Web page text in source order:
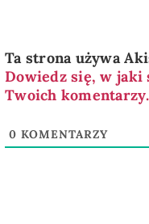
Ta strona używa
Dowiedz się, w jaki
Twoich komentarzy.
0 KOMENTARZY